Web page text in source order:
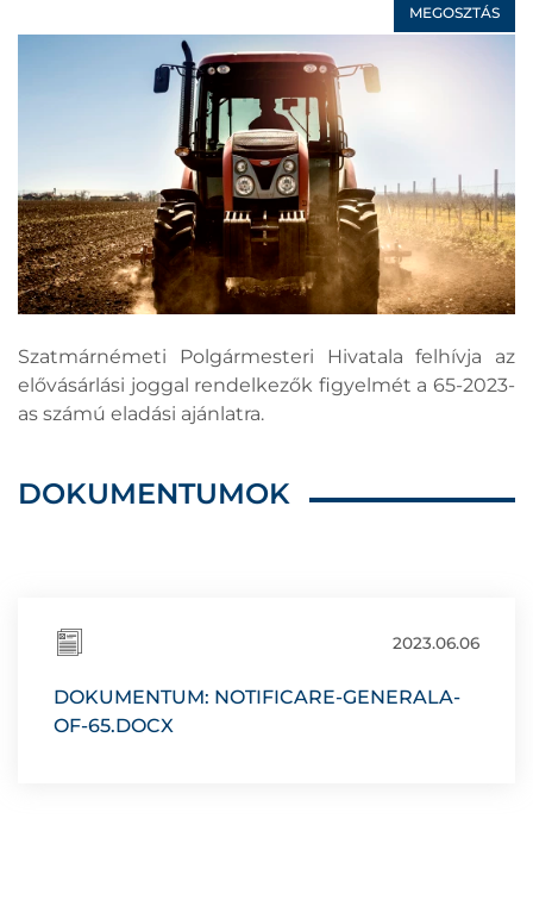
MEGOSZTÁS
Szatmárnémeti Polgármesteri Hivatala felhívja az
elővásárlási joggal rendelkezők figyelmét a 65-2023-
as számú eladási ajánlatra.
DOKUMENTUMOK
2023.06.06
DOKUMENTUM: NOTIFICARE-GENERALA-
OF-65.DOCX